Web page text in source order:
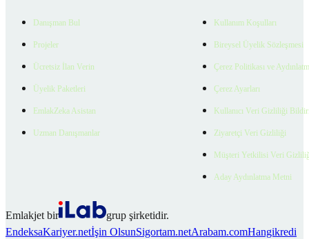
Danışman Bul
Projeler
Ücretsiz İlan Verin
Üyelik Paketleri
EmlakZeka Asistan
Uzman Danışmanlar
Kullanım Koşulları
Bireysel Üyelik Sözleşmesi
Çerez Politikası ve
Çerez Ayarları
Kullanıcı Veri Gizliliği
Ziyaretçi Veri Gizliliği
Müşteri Yetkilisi Veri
Aday Aydınlatma Metni
Emlakjet bir
grup şirketidir.
EndeksaKariyer.netİşin OlsunSigortam.netArabam.comHangikredi